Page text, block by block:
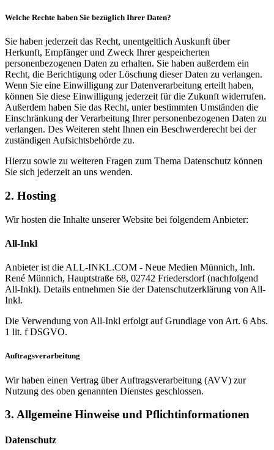
Welche Rechte haben Sie bezüglich Ihrer Daten?
Sie haben jederzeit das Recht, unentgeltlich Auskunft über
Herkunft, Empfänger und Zweck Ihrer gespeicherten
personenbezogenen Daten zu erhalten. Sie haben außerdem ein
Recht, die Berichtigung oder Löschung dieser Daten zu verlangen.
Wenn Sie eine Einwilligung zur Datenverarbeitung erteilt haben,
können Sie diese Einwilligung jederzeit für die Zukunft widerrufen.
Außerdem haben Sie das Recht, unter bestimmten Umständen die
Einschränkung der Verarbeitung Ihrer personenbezogenen Daten zu
verlangen. Des Weiteren steht Ihnen ein Beschwerderecht bei der
zuständigen Aufsichtsbehörde zu.
Hierzu sowie zu weiteren Fragen zum Thema Datenschutz können
Sie sich jederzeit an uns wenden.
2. Hosting
Wir hosten die Inhalte unserer Website bei folgendem Anbieter:
All-Inkl
Anbieter ist die ALL-INKL.COM - Neue Medien Münnich, Inh.
René Münnich, Hauptstraße 68, 02742 Friedersdorf (nachfolgend
All-Inkl). Details entnehmen Sie der Datenschutzerklärung von All-
Inkl.
Die Verwendung von All-Inkl erfolgt auf Grundlage von Art. 6 Abs.
1 lit. f DSGVO.
Auftragsverarbeitung
Wir haben einen Vertrag über Auftragsverarbeitung (AVV) zur
Nutzung des oben genannten Dienstes geschlossen.
3. Allgemeine Hinweise und Pflicht­informationen
Datenschutz